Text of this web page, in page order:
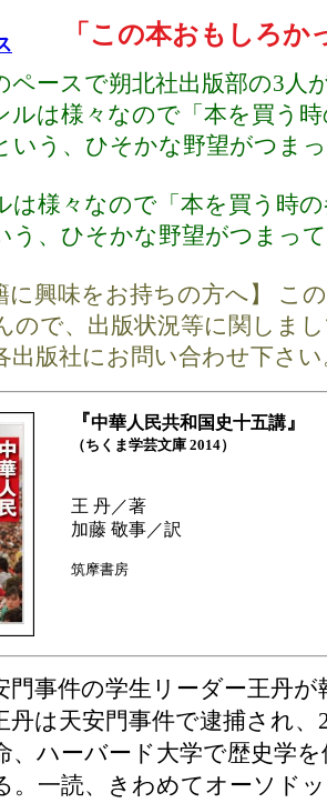
「この本おもしろか
ペースで朔北社出版部の3人
ルは様々なので「本を買う
いう、ひそかな野望がつま
は様々なので「本を買う時
う、ひそかな野望がつまっ
に興味をお持ちの方へ】 こ
ので、出版状況等に関しま
出版社にお問い合わせ下さい
『中華人民共和国史十五講』
（ちくま学芸文庫 2014）
王 丹／著
加藤 敬事／訳
筑摩書房
事件の学生リーダー王丹が
丹は天安門事件で逮捕され
、ハーバード大学で歴史学
。一読、きわめてオーソド